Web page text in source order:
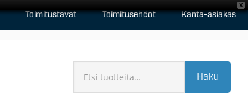
X
Toimitustavat Toimitusehdot Kanta-asiakas
Haku